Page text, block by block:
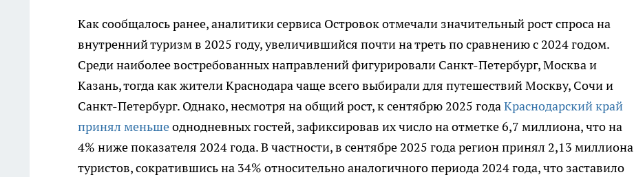
Как сообщалось ранее, аналитики сервиса Островок отмечали значительный рост спроса на
внутренний туризм в 2025 году, увеличившийся почти на треть по сравнению с 2024 годом.
Среди наиболее востребованных направлений фигурировали Санкт-Петербург, Москва и
Казань, тогда как жители Краснодара чаще всего выбирали для путешествий Москву, Сочи и
Санкт-Петербург. Однако, несмотря на общий рост, к сентябрю 2025 годаКраснодарский край
принял меньшеоднодневных гостей, зафиксировав их число на отметке 6,7 миллиона, что на
4% ниже показателя 2024 года. В частности, в сентябре 2025 года регион принял 2,13 миллиона
туристов, сократившись на 34% относительно аналогичного периода 2024 года, что заставило